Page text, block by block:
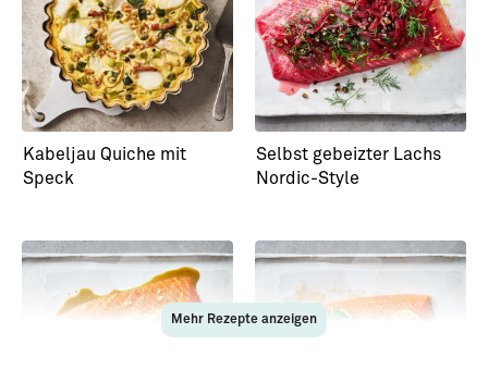
Kabeljau Quiche mit
Speck
Selbst gebeizter Lachs
Nordic-Style
Mehr Rezepte anzeigen